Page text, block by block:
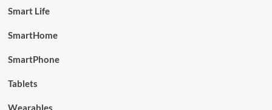
Smart Life
SmartHome
SmartPhone
Tablets
Wearables